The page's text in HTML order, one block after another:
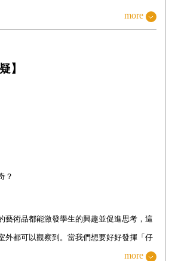
助學習也協助教學？
可見？
法的歷程
more
】
？
藝術品都能激發學生的興趣並促進思考，這
外都可以觀察到。當我們想要好好發揮「仔
開了「看—思考—懷疑」的歷程，而觀察的
more